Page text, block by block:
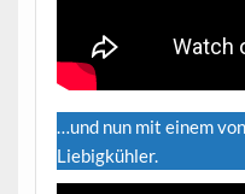
…und nun mit einem
Liebigkühler.